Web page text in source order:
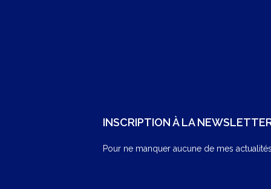
INSCRIPTION À LA
Pour ne manquer aucune de mes